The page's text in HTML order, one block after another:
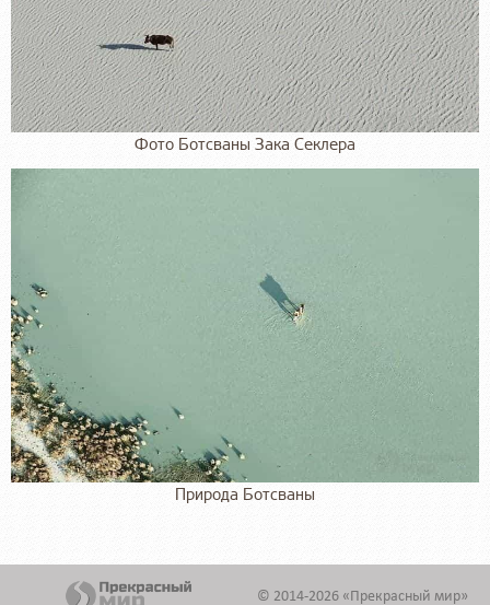
Фото Ботсваны Зака Секлера
Природа Ботсваны
© 2014-2026 «Прекрасный мир»